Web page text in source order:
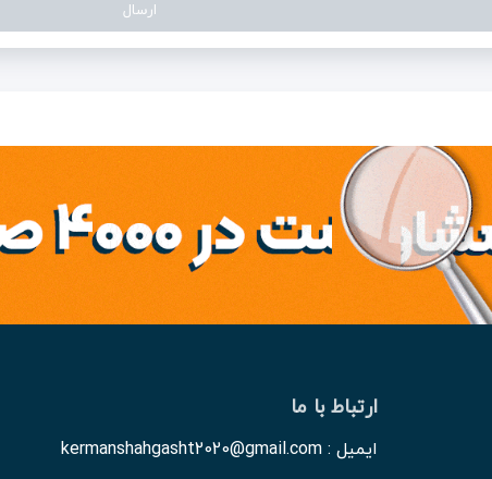
ارتباط با ما
ایمیل : kermanshahgasht2020@gmail.com